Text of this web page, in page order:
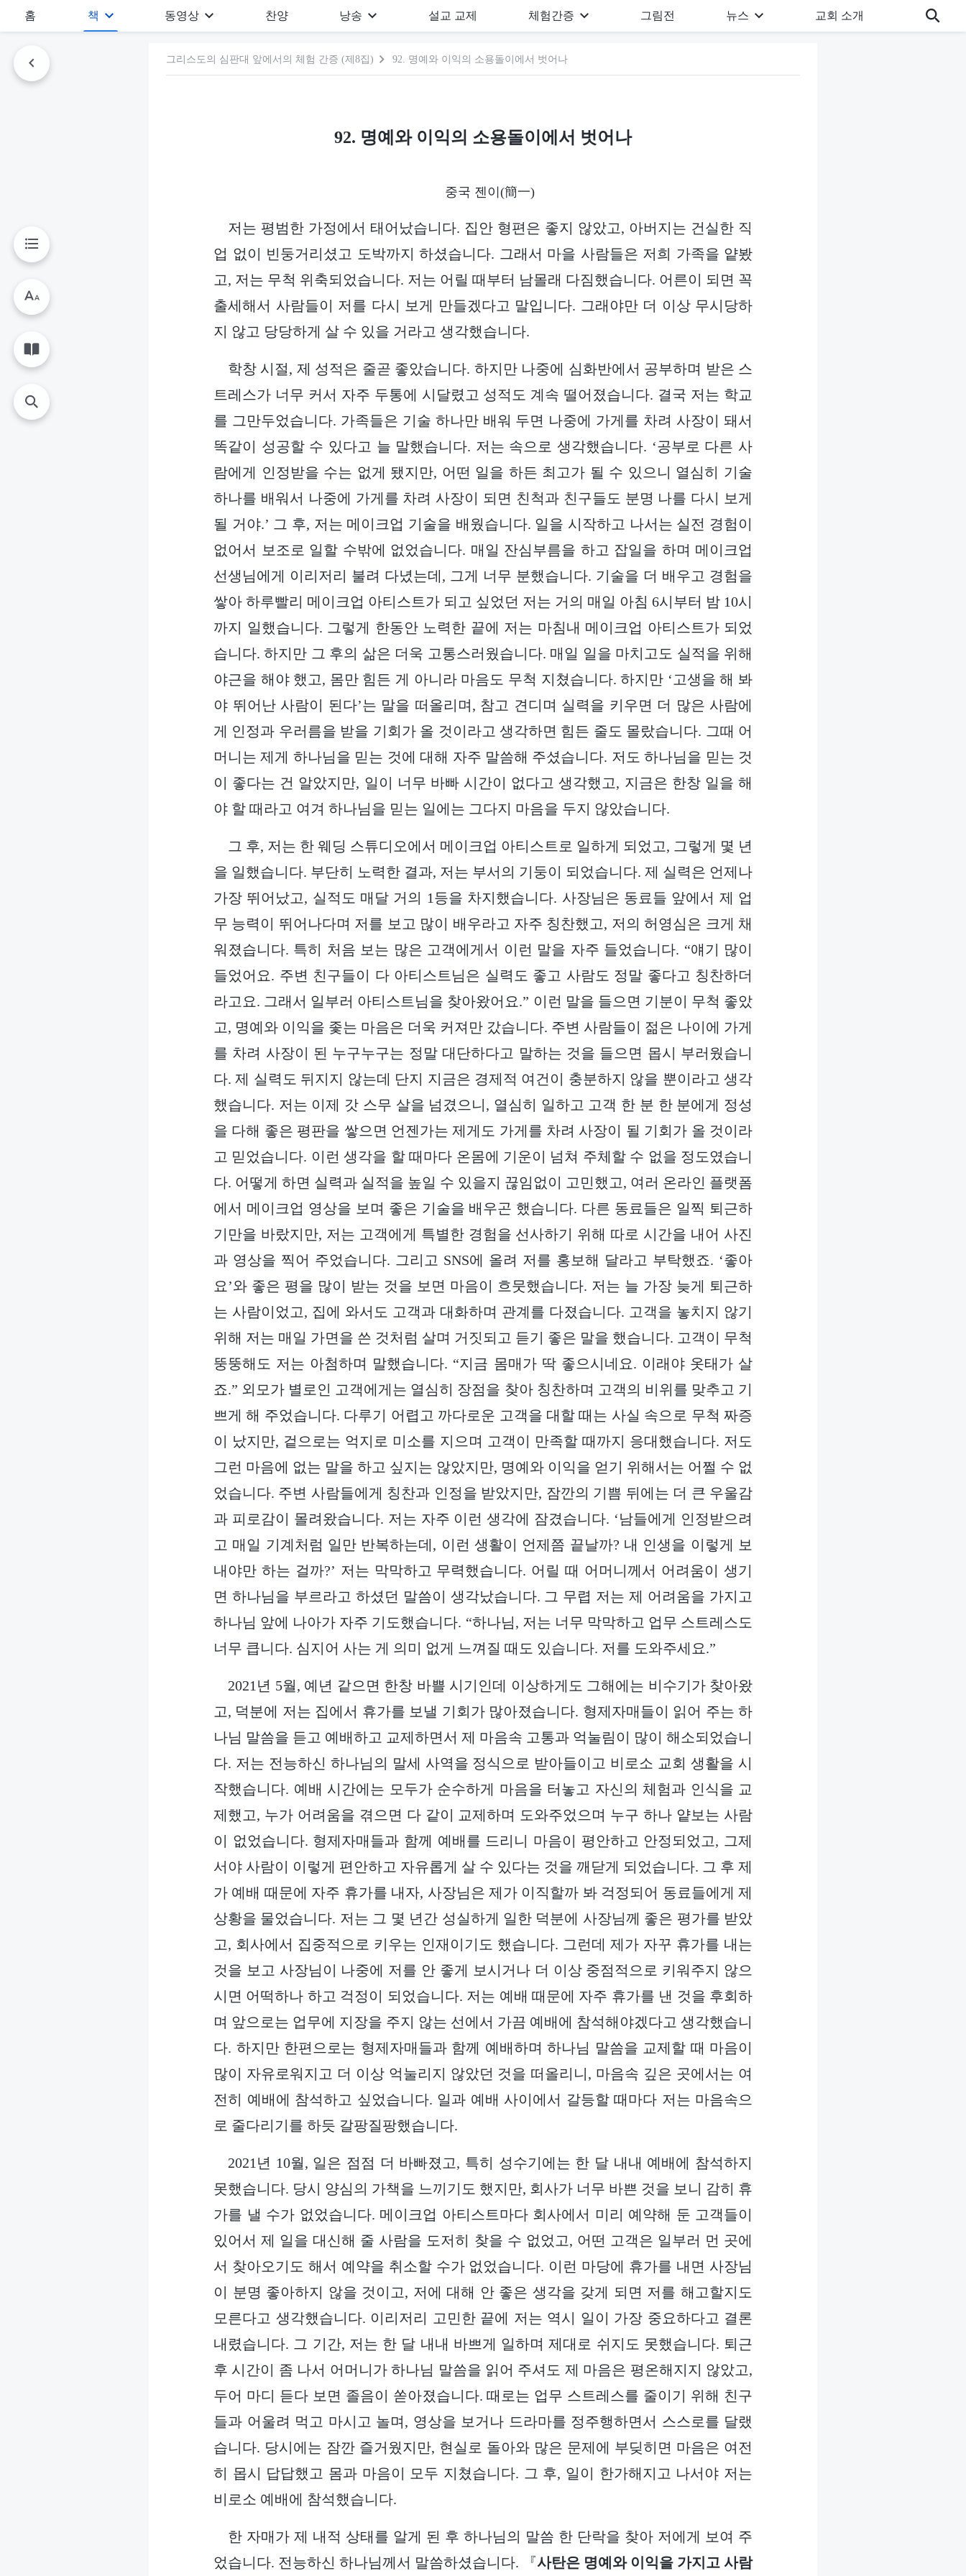
홈 책 동영상 찬양 낭송 설교 교제 체험간증 그림전 뉴스 교회 소개
그리스도의 심판대 앞에서의 체험 간증 (제8집) 92. 명예와 이익의 소용돌이에서 벗어나
92. 명예와 이익의 소용돌이에서 벗어나
중국 젠이(簡一)
저는 평범한 가정에서 태어났습니다. 집안 형편은 좋지 않았고, 아버지는 건실한 직
업 없이 빈둥거리셨고 도박까지 하셨습니다. 그래서 마을 사람들은 저희 가족을 얕봤
고, 저는 무척 위축되었습니다. 저는 어릴 때부터 남몰래 다짐했습니다. 어른이 되면 꼭
출세해서 사람들이 저를 다시 보게 만들겠다고 말입니다. 그래야만 더 이상 무시당하
지 않고 당당하게 살 수 있을 거라고 생각했습니다.
학창 시절, 제 성적은 줄곧 좋았습니다. 하지만 나중에 심화반에서 공부하며 받은 스
트레스가 너무 커서 자주 두통에 시달렸고 성적도 계속 떨어졌습니다. 결국 저는 학교
를 그만두었습니다. 가족들은 기술 하나만 배워 두면 나중에 가게를 차려 사장이 돼서
똑같이 성공할 수 있다고 늘 말했습니다. 저는 속으로 생각했습니다. ‘공부로 다른 사
람에게 인정받을 수는 없게 됐지만, 어떤 일을 하든 최고가 될 수 있으니 열심히 기술
하나를 배워서 나중에 가게를 차려 사장이 되면 친척과 친구들도 분명 나를 다시 보게
될 거야.’ 그 후, 저는 메이크업 기술을 배웠습니다. 일을 시작하고 나서는 실전 경험이
없어서 보조로 일할 수밖에 없었습니다. 매일 잔심부름을 하고 잡일을 하며 메이크업
선생님에게 이리저리 불려 다녔는데, 그게 너무 분했습니다. 기술을 더 배우고 경험을
쌓아 하루빨리 메이크업 아티스트가 되고 싶었던 저는 거의 매일 아침 6시부터 밤 10시
까지 일했습니다. 그렇게 한동안 노력한 끝에 저는 마침내 메이크업 아티스트가 되었
습니다. 하지만 그 후의 삶은 더욱 고통스러웠습니다. 매일 일을 마치고도 실적을 위해
야근을 해야 했고, 몸만 힘든 게 아니라 마음도 무척 지쳤습니다. 하지만 ‘고생을 해 봐
야 뛰어난 사람이 된다’는 말을 떠올리며, 참고 견디며 실력을 키우면 더 많은 사람에
게 인정과 우러름을 받을 기회가 올 것이라고 생각하면 힘든 줄도 몰랐습니다. 그때 어
머니는 제게 하나님을 믿는 것에 대해 자주 말씀해 주셨습니다. 저도 하나님을 믿는 것
이 좋다는 건 알았지만, 일이 너무 바빠 시간이 없다고 생각했고, 지금은 한창 일을 해
야 할 때라고 여겨 하나님을 믿는 일에는 그다지 마음을 두지 않았습니다.
그 후, 저는 한 웨딩 스튜디오에서 메이크업 아티스트로 일하게 되었고, 그렇게 몇 년
을 일했습니다. 부단히 노력한 결과, 저는 부서의 기둥이 되었습니다. 제 실력은 언제나
가장 뛰어났고, 실적도 매달 거의 1등을 차지했습니다. 사장님은 동료들 앞에서 제 업
무 능력이 뛰어나다며 저를 보고 많이 배우라고 자주 칭찬했고, 저의 허영심은 크게 채
워졌습니다. 특히 처음 보는 많은 고객에게서 이런 말을 자주 들었습니다. “얘기 많이
들었어요. 주변 친구들이 다 아티스트님은 실력도 좋고 사람도 정말 좋다고 칭찬하더
라고요. 그래서 일부러 아티스트님을 찾아왔어요.” 이런 말을 들으면 기분이 무척 좋았
고, 명예와 이익을 좇는 마음은 더욱 커져만 갔습니다. 주변 사람들이 젊은 나이에 가게
를 차려 사장이 된 누구누구는 정말 대단하다고 말하는 것을 들으면 몹시 부러웠습니
다. 제 실력도 뒤지지 않는데 단지 지금은 경제적 여건이 충분하지 않을 뿐이라고 생각
했습니다. 저는 이제 갓 스무 살을 넘겼으니, 열심히 일하고 고객 한 분 한 분에게 정성
을 다해 좋은 평판을 쌓으면 언젠가는 제게도 가게를 차려 사장이 될 기회가 올 것이라
고 믿었습니다. 이런 생각을 할 때마다 온몸에 기운이 넘쳐 주체할 수 없을 정도였습니
다. 어떻게 하면 실력과 실적을 높일 수 있을지 끊임없이 고민했고, 여러 온라인 플랫폼
에서 메이크업 영상을 보며 좋은 기술을 배우곤 했습니다. 다른 동료들은 일찍 퇴근하
기만을 바랐지만, 저는 고객에게 특별한 경험을 선사하기 위해 따로 시간을 내어 사진
과 영상을 찍어 주었습니다. 그리고 SNS에 올려 저를 홍보해 달라고 부탁했죠. ‘좋아
요’와 좋은 평을 많이 받는 것을 보면 마음이 흐뭇했습니다. 저는 늘 가장 늦게 퇴근하
는 사람이었고, 집에 와서도 고객과 대화하며 관계를 다졌습니다. 고객을 놓치지 않기
위해 저는 매일 가면을 쓴 것처럼 살며 거짓되고 듣기 좋은 말을 했습니다. 고객이 무척
뚱뚱해도 저는 아첨하며 말했습니다. “지금 몸매가 딱 좋으시네요. 이래야 옷태가 살
죠.” 외모가 별로인 고객에게는 열심히 장점을 찾아 칭찬하며 고객의 비위를 맞추고 기
쁘게 해 주었습니다. 다루기 어렵고 까다로운 고객을 대할 때는 사실 속으로 무척 짜증
이 났지만, 겉으로는 억지로 미소를 지으며 고객이 만족할 때까지 응대했습니다. 저도
그런 마음에 없는 말을 하고 싶지는 않았지만, 명예와 이익을 얻기 위해서는 어쩔 수 없
었습니다. 주변 사람들에게 칭찬과 인정을 받았지만, 잠깐의 기쁨 뒤에는 더 큰 우울감
과 피로감이 몰려왔습니다. 저는 자주 이런 생각에 잠겼습니다. ‘남들에게 인정받으려
고 매일 기계처럼 일만 반복하는데, 이런 생활이 언제쯤 끝날까? 내 인생을 이렇게 보
내야만 하는 걸까?’ 저는 막막하고 무력했습니다. 어릴 때 어머니께서 어려움이 생기
면 하나님을 부르라고 하셨던 말씀이 생각났습니다. 그 무렵 저는 제 어려움을 가지고
하나님 앞에 나아가 자주 기도했습니다. “하나님, 저는 너무 막막하고 업무 스트레스도
너무 큽니다. 심지어 사는 게 의미 없게 느껴질 때도 있습니다. 저를 도와주세요.”
2021년 5월, 예년 같으면 한창 바쁠 시기인데 이상하게도 그해에는 비수기가 찾아왔
고, 덕분에 저는 집에서 휴가를 보낼 기회가 많아졌습니다. 형제자매들이 읽어 주는 하
나님 말씀을 듣고 예배하고 교제하면서 제 마음속 고통과 억눌림이 많이 해소되었습니
다. 저는 전능하신 하나님의 말세 사역을 정식으로 받아들이고 비로소 교회 생활을 시
작했습니다. 예배 시간에는 모두가 순수하게 마음을 터놓고 자신의 체험과 인식을 교
제했고, 누가 어려움을 겪으면 다 같이 교제하며 도와주었으며 누구 하나 얕보는 사람
이 없었습니다. 형제자매들과 함께 예배를 드리니 마음이 평안하고 안정되었고, 그제
서야 사람이 이렇게 편안하고 자유롭게 살 수 있다는 것을 깨닫게 되었습니다. 그 후 제
가 예배 때문에 자주 휴가를 내자, 사장님은 제가 이직할까 봐 걱정되어 동료들에게 제
상황을 물었습니다. 저는 그 몇 년간 성실하게 일한 덕분에 사장님께 좋은 평가를 받았
고, 회사에서 집중적으로 키우는 인재이기도 했습니다. 그런데 제가 자꾸 휴가를 내는
것을 보고 사장님이 나중에 저를 안 좋게 보시거나 더 이상 중점적으로 키워주지 않으
시면 어떡하나 하고 걱정이 되었습니다. 저는 예배 때문에 자주 휴가를 낸 것을 후회하
며 앞으로는 업무에 지장을 주지 않는 선에서 가끔 예배에 참석해야겠다고 생각했습니
다. 하지만 한편으로는 형제자매들과 함께 예배하며 하나님 말씀을 교제할 때 마음이
많이 자유로워지고 더 이상 억눌리지 않았던 것을 떠올리니, 마음속 깊은 곳에서는 여
전히 예배에 참석하고 싶었습니다. 일과 예배 사이에서 갈등할 때마다 저는 마음속으
로 줄다리기를 하듯 갈팡질팡했습니다.
2021년 10월, 일은 점점 더 바빠졌고, 특히 성수기에는 한 달 내내 예배에 참석하지
못했습니다. 당시 양심의 가책을 느끼기도 했지만, 회사가 너무 바쁜 것을 보니 감히 휴
가를 낼 수가 없었습니다. 메이크업 아티스트마다 회사에서 미리 예약해 둔 고객들이
있어서 제 일을 대신해 줄 사람을 도저히 찾을 수 없었고, 어떤 고객은 일부러 먼 곳에
서 찾아오기도 해서 예약을 취소할 수가 없었습니다. 이런 마당에 휴가를 내면 사장님
이 분명 좋아하지 않을 것이고, 저에 대해 안 좋은 생각을 갖게 되면 저를 해고할지도
모른다고 생각했습니다. 이리저리 고민한 끝에 저는 역시 일이 가장 중요하다고 결론
내렸습니다. 그 기간, 저는 한 달 내내 바쁘게 일하며 제대로 쉬지도 못했습니다. 퇴근
후 시간이 좀 나서 어머니가 하나님 말씀을 읽어 주셔도 제 마음은 평온해지지 않았고,
두어 마디 듣다 보면 졸음이 쏟아졌습니다. 때로는 업무 스트레스를 줄이기 위해 친구
들과 어울려 먹고 마시고 놀며, 영상을 보거나 드라마를 정주행하면서 스스로를 달랬
습니다. 당시에는 잠깐 즐거웠지만, 현실로 돌아와 많은 문제에 부딪히면 마음은 여전
히 몹시 답답했고 몸과 마음이 모두 지쳤습니다. 그 후, 일이 한가해지고 나서야 저는
비로소 예배에 참석했습니다.
한 자매가 제 내적 상태를 알게 된 후 하나님의 말씀 한 단락을 찾아 저에게 보여 주
었습니다. 전능하신 하나님께서 말씀하셨습니다. 『사탄은 명예와 이익을 가지고 사람